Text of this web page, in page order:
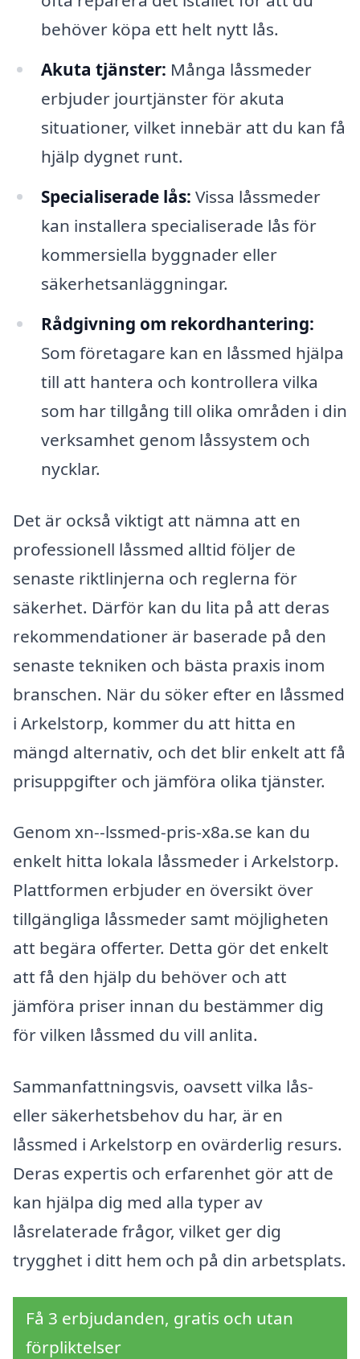
behöver köpa ett helt nytt lås.
Akuta tjänster: Många låssmeder
erbjuder jourtjänster för akuta
situationer, vilket innebär att du kan få
hjälp dygnet runt.
Specialiserade lås: Vissa låssmeder
kan installera specialiserade lås för
kommersiella byggnader eller
säkerhetsanläggningar.
Rådgivning om rekordhantering:
Som företagare kan en låssmed hjälpa
till att hantera och kontrollera vilka
som har tillgång till olika områden i din
verksamhet genom låssystem och
nycklar.
Det är också viktigt att nämna att en
professionell låssmed alltid följer de
senaste riktlinjerna och reglerna för
säkerhet. Därför kan du lita på att deras
rekommendationer är baserade på den
senaste tekniken och bästa praxis inom
branschen. När du söker efter en låssmed
i Arkelstorp, kommer du att hitta en
mängd alternativ, och det blir enkelt att få
prisuppgifter och jämföra olika tjänster.
Genom xn--lssmed-pris-x8a.se kan du
enkelt hitta lokala låssmeder i Arkelstorp.
Plattformen erbjuder en översikt över
tillgängliga låssmeder samt möjligheten
att begära offerter. Detta gör det enkelt
att få den hjälp du behöver och att
jämföra priser innan du bestämmer dig
för vilken låssmed du vill anlita.
Sammanfattningsvis, oavsett vilka lås-
eller säkerhetsbehov du har, är en
låssmed i Arkelstorp en ovärderlig resurs.
Deras expertis och erfarenhet gör att de
kan hjälpa dig med alla typer av
låsrelaterade frågor, vilket ger dig
trygghet i ditt hem och på din arbetsplats.
Få 3 erbjudanden, gratis och utan
förpliktelser